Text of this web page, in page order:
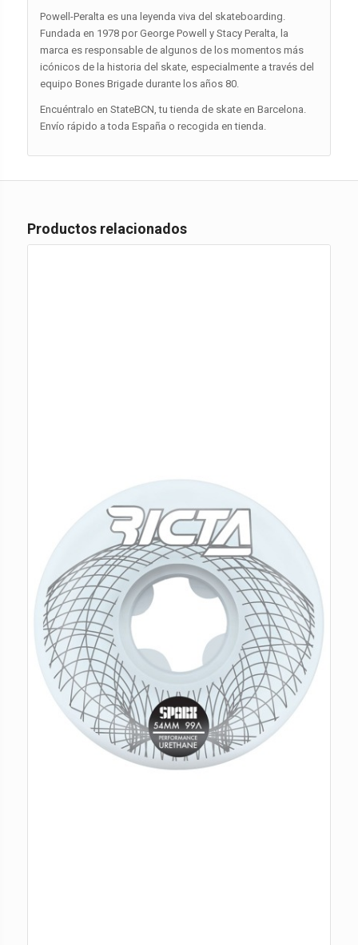
Powell-Peralta es una leyenda viva del skateboarding.
Fundada en 1978 por George Powell y Stacy Peralta, la
marca es responsable de algunos de los momentos más
icónicos de la historia del skate, especialmente a través del
equipo Bones Brigade durante los años 80.
Encuéntralo en StateBCN, tu tienda de skate en Barcelona.
Envío rápido a toda España o recogida en tienda.
Productos relacionados